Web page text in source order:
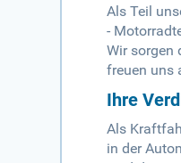
Als Teil
-
Wir sorgen
freuen uns
Ihre
Als
in der